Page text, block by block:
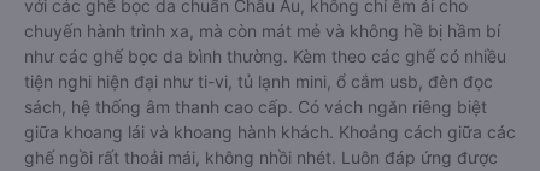
với các ghế bọc da chuẩn Châu Âu, không chỉ êm ái cho
chuyến hành trình xa, mà còn mát mẻ và không hề bị hầm bí
như các ghế bọc da bình thường. Kèm theo các ghế có nhiều
tiện nghi hiện đại như ti-vi, tủ lạnh mini, ổ cắm usb, đèn đọc
sách, hệ thống âm thanh cao cấp. Có vách ngăn riêng biệt
giữa khoang lái và khoang hành khách. Khoảng cách giữa các
ghế ngồi rất thoải mái, không nhồi nhét. Luôn đáp ứng được